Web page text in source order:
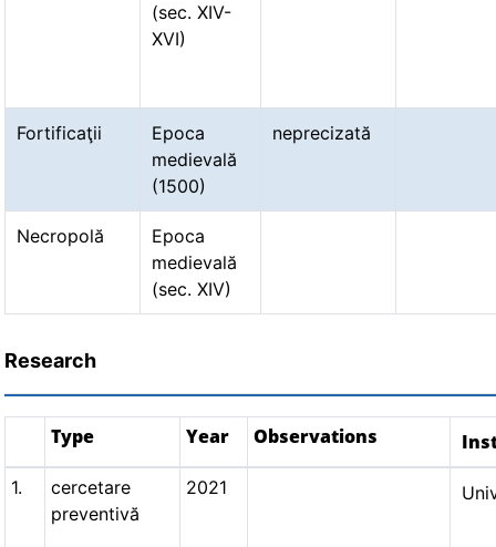
(sec. XIV-
XVI)
Fortificaţii
Epoca
medievală
(1500)
neprecizată
Necropolă
Epoca
medievală
(sec. XIV)
Research
Type Year Observations
1.
cercetare
preventivă
2021